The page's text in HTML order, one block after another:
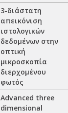
3-διάστατη
απεικόνιση
ιστολογικών
δεδομένων στην
οπτική
μικροσκοπία
διερχομένου
φωτός
Advanced three
dimensional